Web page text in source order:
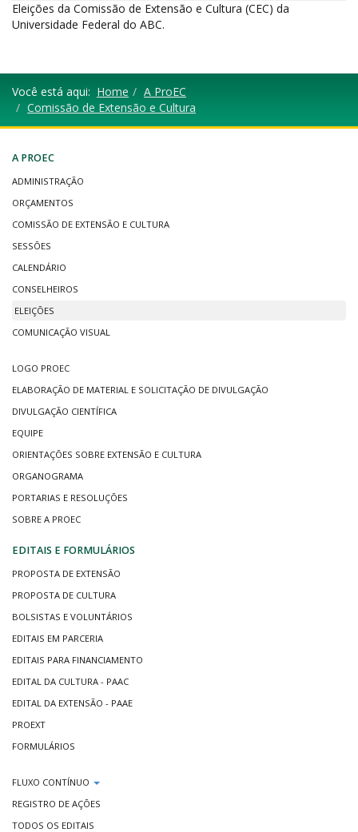
Eleições da Comissão de Extensão e Cultura (CEC) da
Universidade Federal do ABC.
Você está aqui: Home
A ProEC
Comissão de Extensão e Cultura
A PROEC
ADMINISTRAÇÃO
ORÇAMENTOS
COMISSÃO DE EXTENSÃO E CULTURA
SESSÕES
CALENDÁRIO
CONSELHEIROS
ELEIÇÕES
COMUNICAÇÃO VISUAL
LOGO PROEC
ELABORAÇÃO DE MATERIAL E SOLICITAÇÃO DE DIVULGAÇÃO
DIVULGAÇÃO CIENTÍFICA
EQUIPE
ORIENTAÇÕES SOBRE EXTENSÃO E CULTURA
ORGANOGRAMA
PORTARIAS E RESOLUÇÕES
SOBRE A PROEC
EDITAIS E FORMULÁRIOS
PROPOSTA DE EXTENSÃO
PROPOSTA DE CULTURA
BOLSISTAS E VOLUNTÁRIOS
EDITAIS EM PARCERIA
EDITAIS PARA FINANCIAMENTO
EDITAL DA CULTURA - PAAC
EDITAL DA EXTENSÃO - PAAE
PROEXT
FORMULÁRIOS
FLUXO CONTÍNUO
REGISTRO DE AÇÕES
TODOS OS EDITAIS